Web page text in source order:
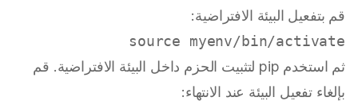
قم بتفعيل البيئة الافتراضية:
source myenv/bin/activate
ثم استخدم pip لتثبيت الحزم داخل البيئة الافتراضية. قم
بإلغاء تفعيل البيئة عند الانتهاء: